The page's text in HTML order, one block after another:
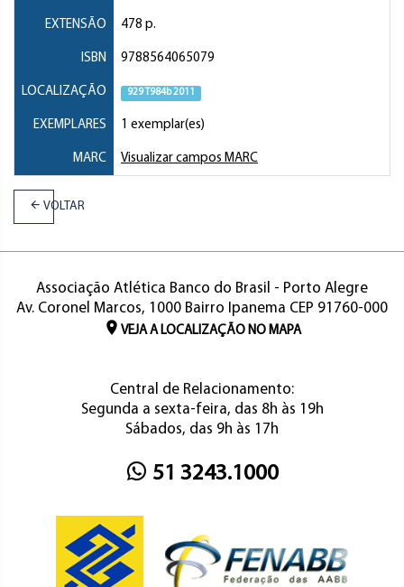
EXTENSÃO 478 p.
ISBN 9788564065079
LOCALIZAÇÃO 929 T984b 2011
EXEMPLARES 1 exemplar(es)
MARC Visualizar campos MARC
VOLTAR
Associação Atlética Banco do Brasil - Porto Alegre
Av. Coronel Marcos, 1000 Bairro Ipanema CEP 91760-000
VEJA A LOCALIZAÇÃO NO MAPA
Central de Relacionamento:
Segunda a sexta-feira, das 8h às 19h
Sábados, das 9h às 17h
51 3243.1000